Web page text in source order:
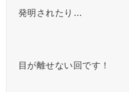
発明されたり…
目が離せない回です！